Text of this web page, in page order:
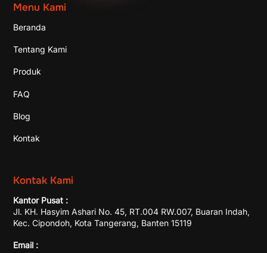
Menu Kami
Beranda
Tentang Kami
Produk
FAQ
Blog
Kontak
Kontak Kami
Kantor Pusat :
Jl. KH. Hasyim Ashari No. 45, RT.004 RW.007, Buaran Indah,
Kec. Cipondoh, Kota Tangerang, Banten 15119
Email :